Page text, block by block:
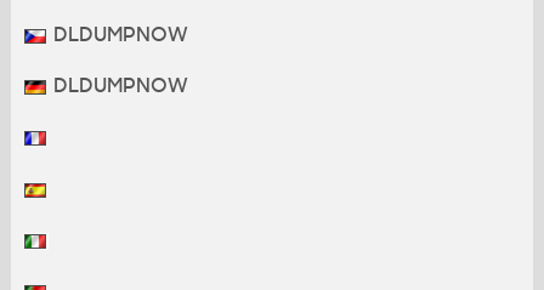
DLDUMPNOW
DLDUMPNOW